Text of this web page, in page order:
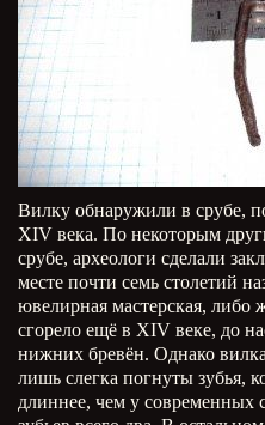
Вилку обнаружили в срубе,
XIV века. По некоторым
срубе, археологи сделали
месте почти семь столетий
ювелирная мастерская,
сгорело ещё в XIV веке, до
нижних бревён. Однако
лишь слегка погнуты зубья,
длиннее, чем у современных